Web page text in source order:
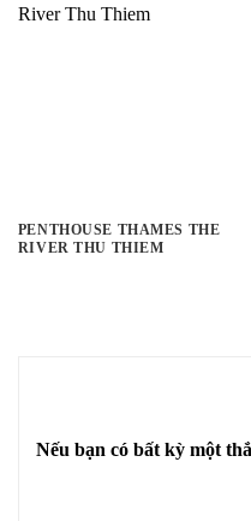
PENTHOUSE THAMES THE
RIVER THU THIEM
Nếu bạn có bất kỳ một